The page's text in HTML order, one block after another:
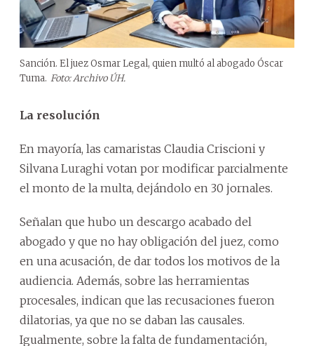
Sanción. El juez Osmar Legal, quien multó al abogado Óscar
Tuma. Foto: Archivo ÚH.
La resolución
En mayoría, las camaristas Claudia Criscioni y
Silvana Luraghi votan por modificar parcialmente
el monto de la multa, dejándolo en 30 jornales.
Señalan que hubo un descargo acabado del
abogado y que no hay obligación del juez, como
en una acusación, de dar todos los motivos de la
audiencia. Además, sobre las herramientas
procesales, indican que las recusaciones fueron
dilatorias, ya que no se daban las causales.
Igualmente, sobre la falta de fundamentación,